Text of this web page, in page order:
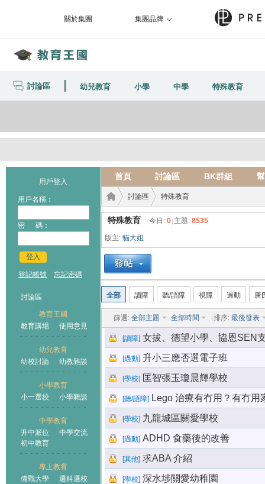
關於集團 集團品牌
討論區 幼兒教育 小學 中學 特殊教育
用戶登入
用戶名稱：
密 碼：
登入
登記帳號 忘記密碼
討論區
教育王國
教育講場
使用意見
幼兒教育
幼校討論
幼教雜談
小學教育
小一選校
小學雜談
中學教育
升中派位
中學交流
初中教育
專上教育
備戰大學
選科選校
首頁 討論區 BK群組
教育
王國
›
討論區
›
特殊教育
特殊教育 今日: 0 主題: 8535
版主: 貓大姐
全部 讀障 聽/語障 視障 過動 唐
篩選: 全部主題 全部時間 排序: 最後發表
[讀障] 女拔、德望小學、協恩SEN
[過動] 升小三應否選電子班
[學校] 匡智張玉瓊晨輝學校
[聽/語障] Lego 治療有冇用？有冇用
[學校] 九龍城區關愛學校
[過動] ADHD 食藥後的改善
[其他] 求ABA 介紹
[學校] 深水埗關愛幼稚園